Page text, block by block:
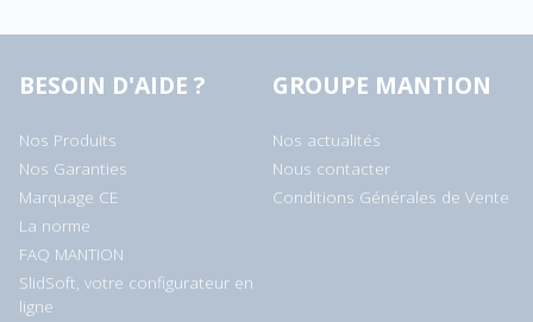
BESOIN D'AIDE ?
Nos Produits
Nos Garanties
Marquage CE
La norme
FAQ MANTION
SlidSoft, votre configurateur en
ligne
GROUPE MANTION
Nos actualités
Nous contacter
Conditions Générales de Vente